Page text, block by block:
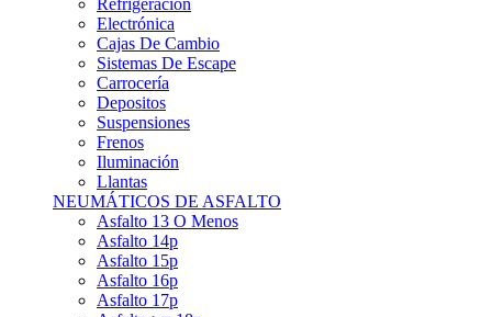
Refrigeración
Electrónica
Cajas De Cambio
Sistemas De Escape
Carrocería
Depositos
Suspensiones
Frenos
Iluminación
Llantas
NEUMÁTICOS DE ASFALTO
Asfalto 13 O Menos
Asfalto 14p
Asfalto 15p
Asfalto 16p
Asfalto 17p